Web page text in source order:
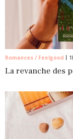
Romances / Feelgood
La revanche des